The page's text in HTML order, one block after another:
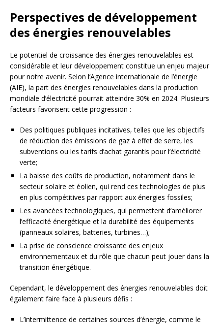
Perspectives de développement
des énergies renouvelables
Le potentiel de croissance des énergies renouvelables est
considérable et leur développement constitue un enjeu majeur
pour notre avenir. Selon l’Agence internationale de l’énergie
(AIE), la part des énergies renouvelables dans la production
mondiale d’électricité pourrait atteindre 30% en 2024. Plusieurs
facteurs favorisent cette progression :
Des politiques publiques incitatives, telles que les objectifs
de réduction des émissions de gaz à effet de serre, les
subventions ou les tarifs d’achat garantis pour l’électricité
verte;
La baisse des coûts de production, notamment dans le
secteur solaire et éolien, qui rend ces technologies de plus
en plus compétitives par rapport aux énergies fossiles;
Les avancées technologiques, qui permettent d’améliorer
l’efficacité énergétique et la durabilité des équipements
(panneaux solaires, batteries, turbines…);
La prise de conscience croissante des enjeux
environnementaux et du rôle que chacun peut jouer dans la
transition énergétique.
Cependant, le développement des énergies renouvelables doit
également faire face à plusieurs défis :
L’intermittence de certaines sources d’énergie, comme le